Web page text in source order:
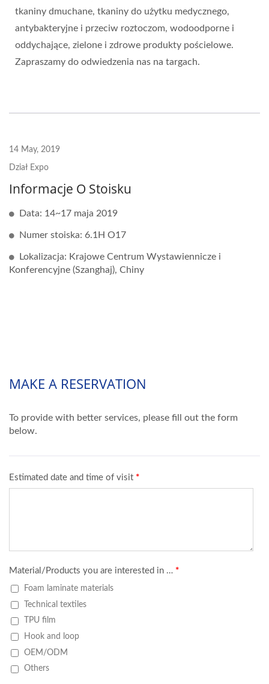
tkaniny dmuchane, tkaniny do użytku medycznego,
antybakteryjne i przeciw roztoczom, wodoodporne i
oddychające, zielone i zdrowe produkty pościelowe.
Zapraszamy do odwiedzenia nas na targach.
14 May, 2019
Dział Expo
Informacje O Stoisku
Data: 14~17 maja 2019
Numer stoiska: 6.1H O17
Lokalizacja: Krajowe Centrum Wystawiennicze i
Konferencyjne (Szanghaj), Chiny